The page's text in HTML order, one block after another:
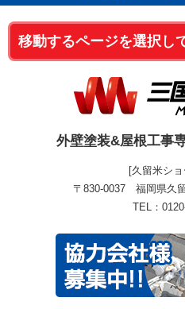
このペー
外壁塗装&屋根工事
[久留米ショ
〒830-0037 福岡県久
TEL：